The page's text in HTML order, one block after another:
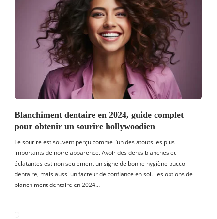
Blanchiment dentaire en 2024, guide complet
pour obtenir un sourire hollywoodien
Le sourire est souvent perçu comme l’un des atouts les plus
importants de notre apparence. Avoir des dents blanches et
éclatantes est non seulement un signe de bonne hygiène bucco-
dentaire, mais aussi un facteur de confiance en soi. Les options de
blanchiment dentaire en 2024…